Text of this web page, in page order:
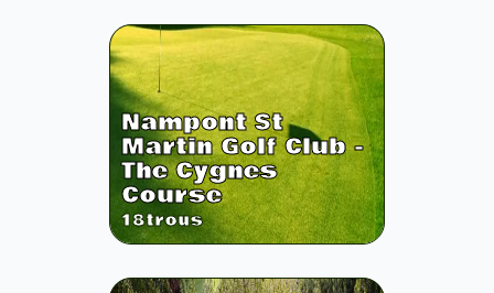
Nampont St
Martin Golf Club -
The Cygnes
Course
18trous